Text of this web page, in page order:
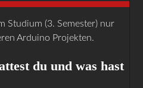
Studium (3. Semester) nur
Arduino Projekten.
du und was hast